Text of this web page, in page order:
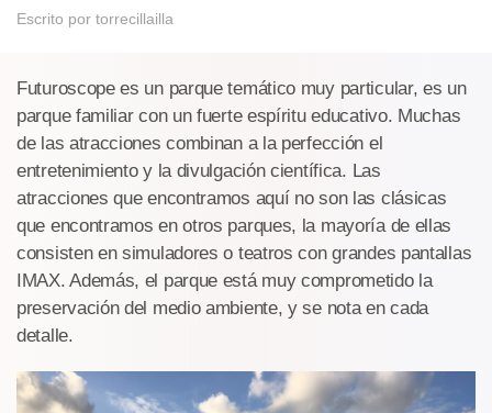
Escrito por torrecillailla
Futuroscope es un parque temático muy particular, es un
parque familiar con un fuerte espíritu educativo. Muchas
de las atracciones combinan a la perfección el
entretenimiento y la divulgación científica. Las
atracciones que encontramos aquí no son las clásicas
que encontramos en otros parques, la mayoría de ellas
consisten en simuladores o teatros con grandes pantallas
IMAX. Además, el parque está muy comprometido la
preservación del medio ambiente, y se nota en cada
detalle.